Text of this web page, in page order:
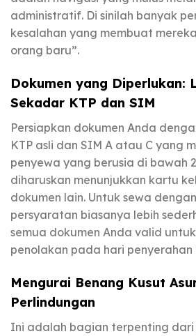
administratif. Di sinilah banyak
kesalahan yang membuat
orang baru”.
Dokumen yang Diperlukan:
Sekadar KTP dan SIM
Persiapkan dokumen Anda
KTP asli dan SIM A atau C yang
penyewa yang berusia di bawah
diharuskan menunjukkan kartu
dokumen lain. Untuk sewa
persyaratan biasanya lebih
semua dokumen Anda valid
penolakan pada hari penyerahan
Mengurai Benang Kusut
Perlindungan
Ini adalah bagian terpenting dari